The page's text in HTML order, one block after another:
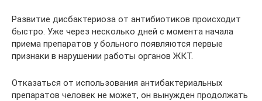
Развитие дисбактериоза от антибиотиков происходит
быстро. Уже через несколько дней с момента начала
приема препаратов у больного появляются первые
признаки в нарушении работы органов ЖКТ.
Отказаться от использования антибактериальных
препаратов человек не может, он вынужден продолжать